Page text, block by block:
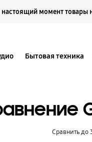
настоящий момент товары
Бытовая техника
Сравнить до